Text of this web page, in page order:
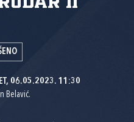
II
06.05.2023. 11:30
Belavić.